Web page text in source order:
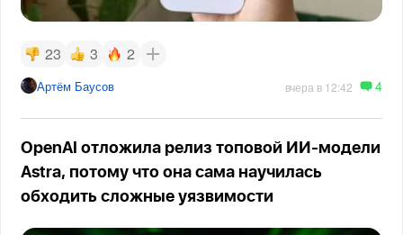
23 3 2
Артём Баусов вчера в 12:42 4
OpenAI отложила релиз топовой ИИ-модели
Astra, потому что она сама научилась
обходить сложные уязвимости